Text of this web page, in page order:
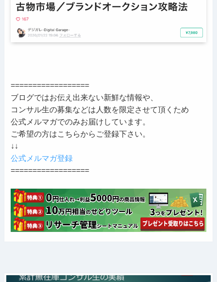
==================
ブログではお伝え出来ない新鮮な情報や、
コンサル生の募集などは人数を限定させて頂くため
公式メルマガでのみお届けしています。
ご希望の方はこちらからご登録下さい。
↓↓
公式メルマガ登録
==================